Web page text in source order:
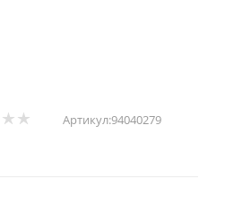
Артикул:94040279